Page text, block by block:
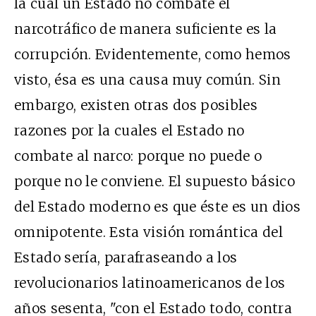
la cual un Estado no combate el
narcotráfico de manera suficiente es la
corrupción. Evidentemente, como hemos
visto, ésa es una causa muy común. Sin
embargo, existen otras dos posibles
razones por la cuales el Estado no
combate al narco: porque no puede o
porque no le conviene. El supuesto básico
del Estado moderno es que éste es un dios
omnipotente. Esta visión romántica del
Estado sería, parafraseando a los
revolucionarios latinoamericanos de los
años sesenta, "con el Estado todo, contra